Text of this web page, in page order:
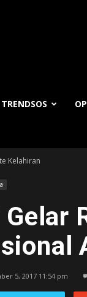
TRENDSOS
Kelahiran
5, 2017 11:54 pm